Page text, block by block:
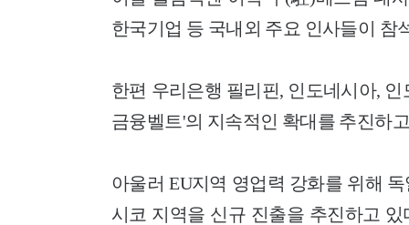
한국기업 등 국내외 주요 인사들이 참
한편 우리은행 필리핀, 인도네시아,
금융벨트'의 지속적인 확대를 추진하
아울러 EU지역 영업력 강화를 위해
시코 지역을 신규 진출을 추진하고